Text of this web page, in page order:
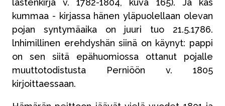
lastenkirja v. 1782-1804, kuva 165). Ja kas
kummaa - kirjassa hänen yläpuolellaan olevan
pojan syntymäaika on juuri tuo 21.5.1786.
lnhimillinen erehdyshän siinä on käynyt: pappi
on sen siitä epähuomiossa ottanut pojalle
muuttotodistusta Perniöön v. 1805
kirjoittaessaan.